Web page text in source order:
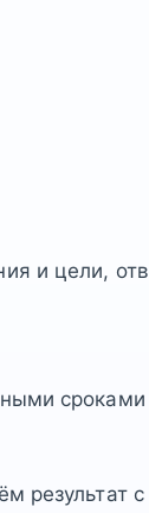
и цели,
результат